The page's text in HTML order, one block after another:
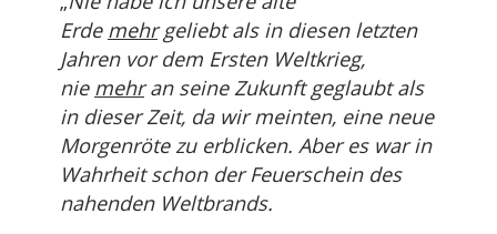
Erde mehrgeliebt als in diesen letzten
Jahren vor dem Ersten Weltkrieg,
nie mehran seine Zukunft geglaubt als
in dieser Zeit, da wir meinten, eine neue
Morgenröte zu erblicken. Aber es war in
Wahrheit schon der Feuerschein des
nahenden Weltbrands.